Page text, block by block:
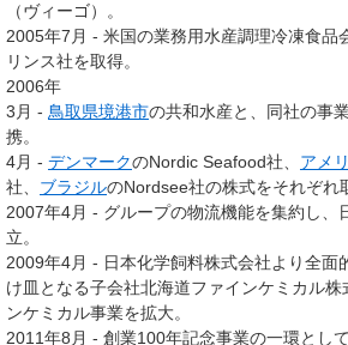
（ヴィーゴ）。
2005年7月 - 米国の業務用水産調理冷凍食品
リンス社を取得。
2006年
3月 - 鳥取県境港市の共和水産と、同社の事
携。
4月 - デンマークのNordic Seafood社、 アメ
社、 ブラジルのNordsee社の株式をそれぞれ
2007年4月 - グループの物流機能を集約し、
立。
2009年4月 - 日本化学飼料株式会社より全面
け皿となる子会社北海道ファインケミカル
ンケミカル事業を拡大。
2011年8月 - 創業100年記念事業の一環として